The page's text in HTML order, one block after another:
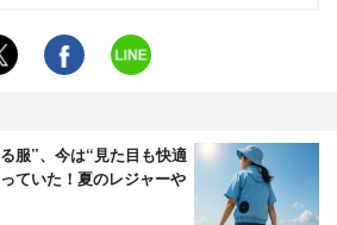
服”、今は“見た目も快適
っていた！夏のレジャー